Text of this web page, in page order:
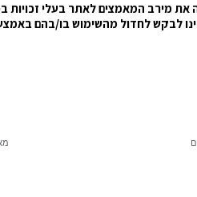
מירב המאמצים לאתר בעלי זכויות
לבקש לחדול מהשימוש בו/בהם